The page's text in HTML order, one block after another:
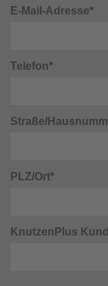
E-Mail-Adresse*
Telefon*
Straße/
PLZ/Ort*
KnutzenPlus